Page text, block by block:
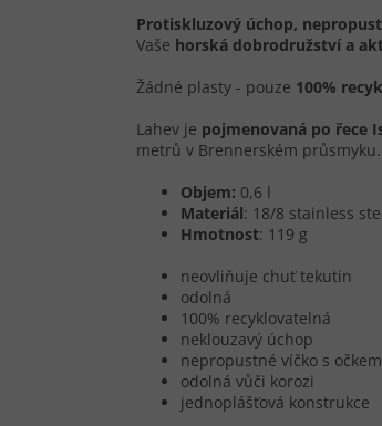
Protiskluzový úchop,
Vaše horská dobrodružství a
Žádné plasty - pouze 100%
Lahev je pojmenovaná po řece
metrů v Brennerském průsmyku.
Objem: 0,6 l
Materiál: 18/8 stainless
Hmotnost: 119 g
neovliňuje chuť tekutin
odolná
100% recyklovatelná
neklouzavý úchop
nepropustné víčko s očkem
odolná vůči korozi
jednoplášťová konstrukce